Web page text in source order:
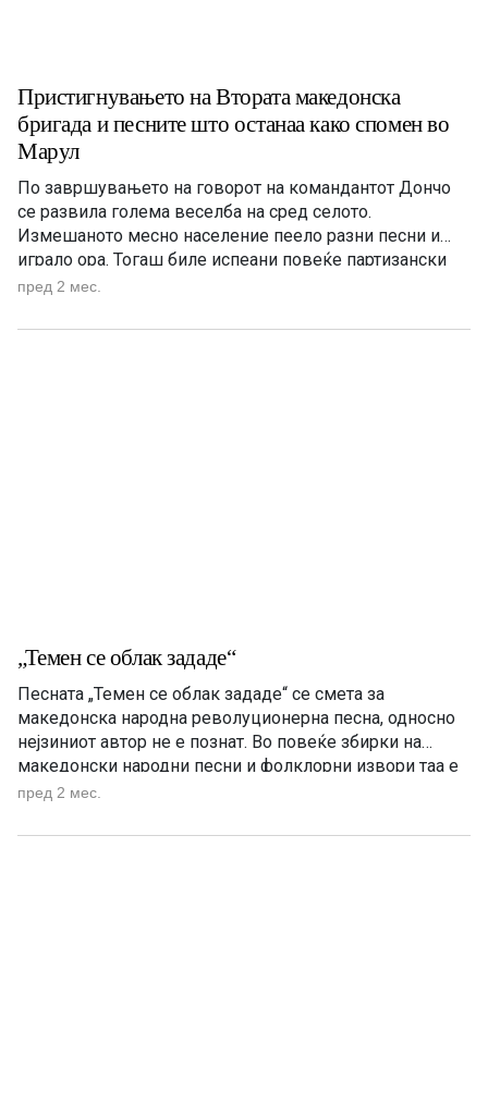
Пристигнувањето на Втората македонска
бригада и песните што останаа како спомен во
Марул
По завршувањето на говорот на командантот Дончо
се развила голема веселба на сред селото.
Измешаното месно население пеело разни песни и
играло ора. Тогаш биле испеани повеќе партизански
борбени песни, како и песните „Офицери, браќа мили“
командантот Дончо се договорил со позадината за
пред 2 мес.
„Темен се облак зададе“
Песната „Темен се облак зададе“ се смета за
македонска народна револуционерна песна, односно
нејзиниот автор не е познат. Во повеќе збирки на
македонски народни песни и фолклорни извори таа е
заведена како песна од македонскиот народен
македонското револуционерно движење од крајот на
пред 2 мес.